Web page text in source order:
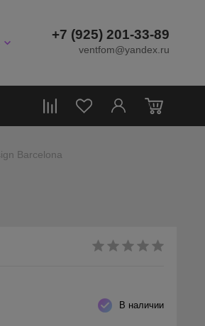
+7 (925) 201-33-89
ventfom@yandex.ru
0
Barcelona
В наличии